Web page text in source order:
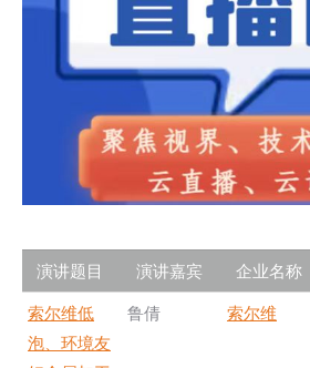
演讲题目 演讲嘉宾 企业名称
索尔维低
泡、环境友
鲁倩 索尔维